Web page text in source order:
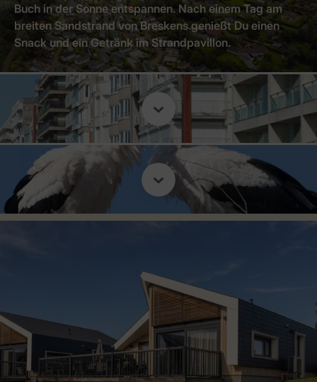
Buch in der Sonne entspannen. Nach einem Tag am
breiten Sandstrand von Breskens genießt Du einen
Snack und ein Getränk im Strandpavillon.